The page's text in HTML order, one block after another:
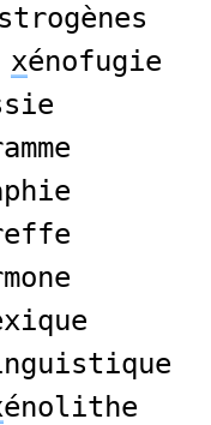
xénofugie
énolithe